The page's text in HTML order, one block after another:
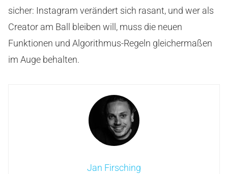
sicher: Instagram verändert sich rasant, und wer als
Creator am Ball bleiben will, muss die neuen
Funktionen und Algorithmus-Regeln gleichermaßen
im Auge behalten.
Jan Firsching